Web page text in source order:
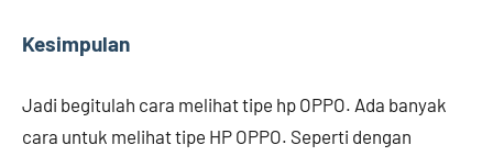
Kesimpulan
Jadi begitulah cara melihat tipe hp OPPO. Ada banyak
cara untuk melihat tipe HP OPPO. Seperti dengan